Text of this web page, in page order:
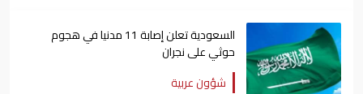
السعودية تعلن إصابة 11 مدنيا في هجوم
حوثي على نجران
شؤون عربية